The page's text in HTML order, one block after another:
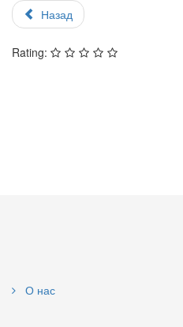
Назад
Rating:
О нас